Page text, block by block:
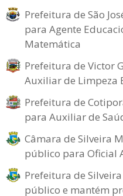
Prefeitura de São
para Agente
Matemática
Prefeitura de Victor
Auxiliar de Limpeza
Prefeitura de
para Auxiliar de
Câmara de Silveira
público para Oficial
Prefeitura de
público e mantém